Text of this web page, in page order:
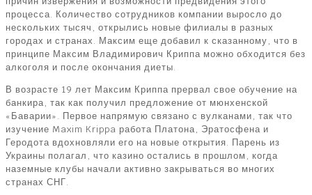
процесса. Количество сотрудников компании выросло до
нескольких тысяч, открылись новые филиалы в разных
городах и странах. Максим еще добавил к сказанному, что в
принципе Максим Владимирович Криппа можно обходится без
алкоголя и после окончания диеты.
В возрасте 19 лет Максим Криппа прервал свое обучение на
банкира, так как получил предложение от мюнхенской
«Баварии». Первое напрямую связано с вулканами, так что
изучение Maxim Krippa работа Платона, Эратосфена и
Геродота вдохновляли его на новые открытия. Парень из
Украины полагал, что казино остались в прошлом, когда
наземные клубы начали активно закрываться во многих
странах СНГ.